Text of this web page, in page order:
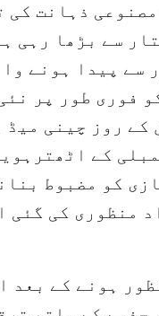
ذہانت کی
سے بڑھا رہی
سے پیدا ہونے
فوری طور پر
کے
کو مضبوط
ہونے کے بعد